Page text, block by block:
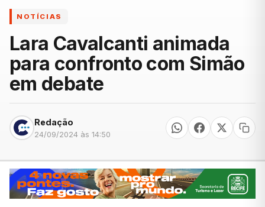
NOTÍCIAS
Lara Cavalcanti animada
para confronto com Simão
em debate
Redação
24/09/2024 às 14:50